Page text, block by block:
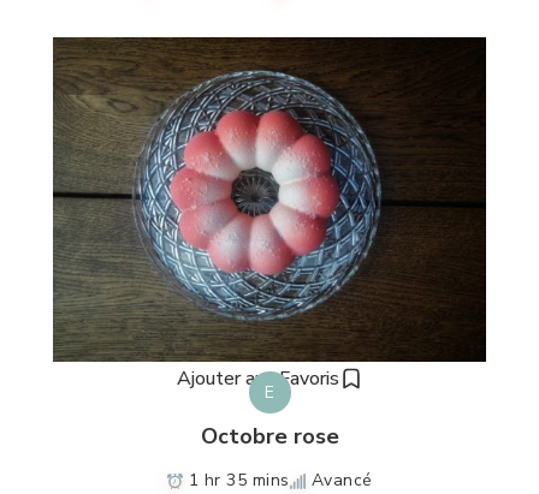
Ajouter aux Favoris
E
Octobre rose
1 hr 35 mins Avancé